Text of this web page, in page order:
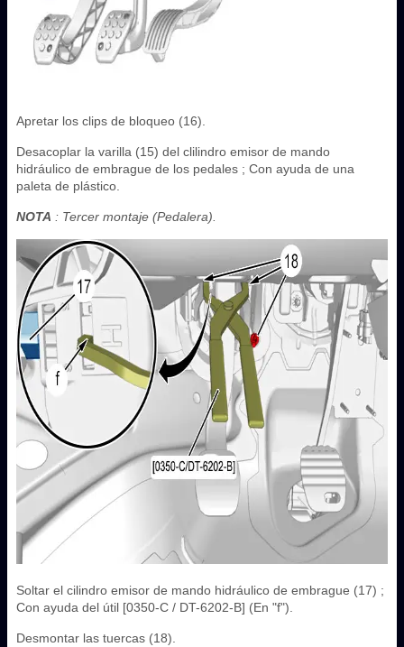
Apretar los clips de bloqueo (16).
Desacoplar la varilla (15) del clilindro emisor de mando
hidráulico de embrague de los pedales ; Con ayuda de una
paleta de plástico.
NOTA : Tercer montaje (Pedalera).
Soltar el cilindro emisor de mando hidráulico de embrague (17) ;
Con ayuda del útil [0350-C / DT-6202-B] (En "f").
Desmontar las tuercas (18).